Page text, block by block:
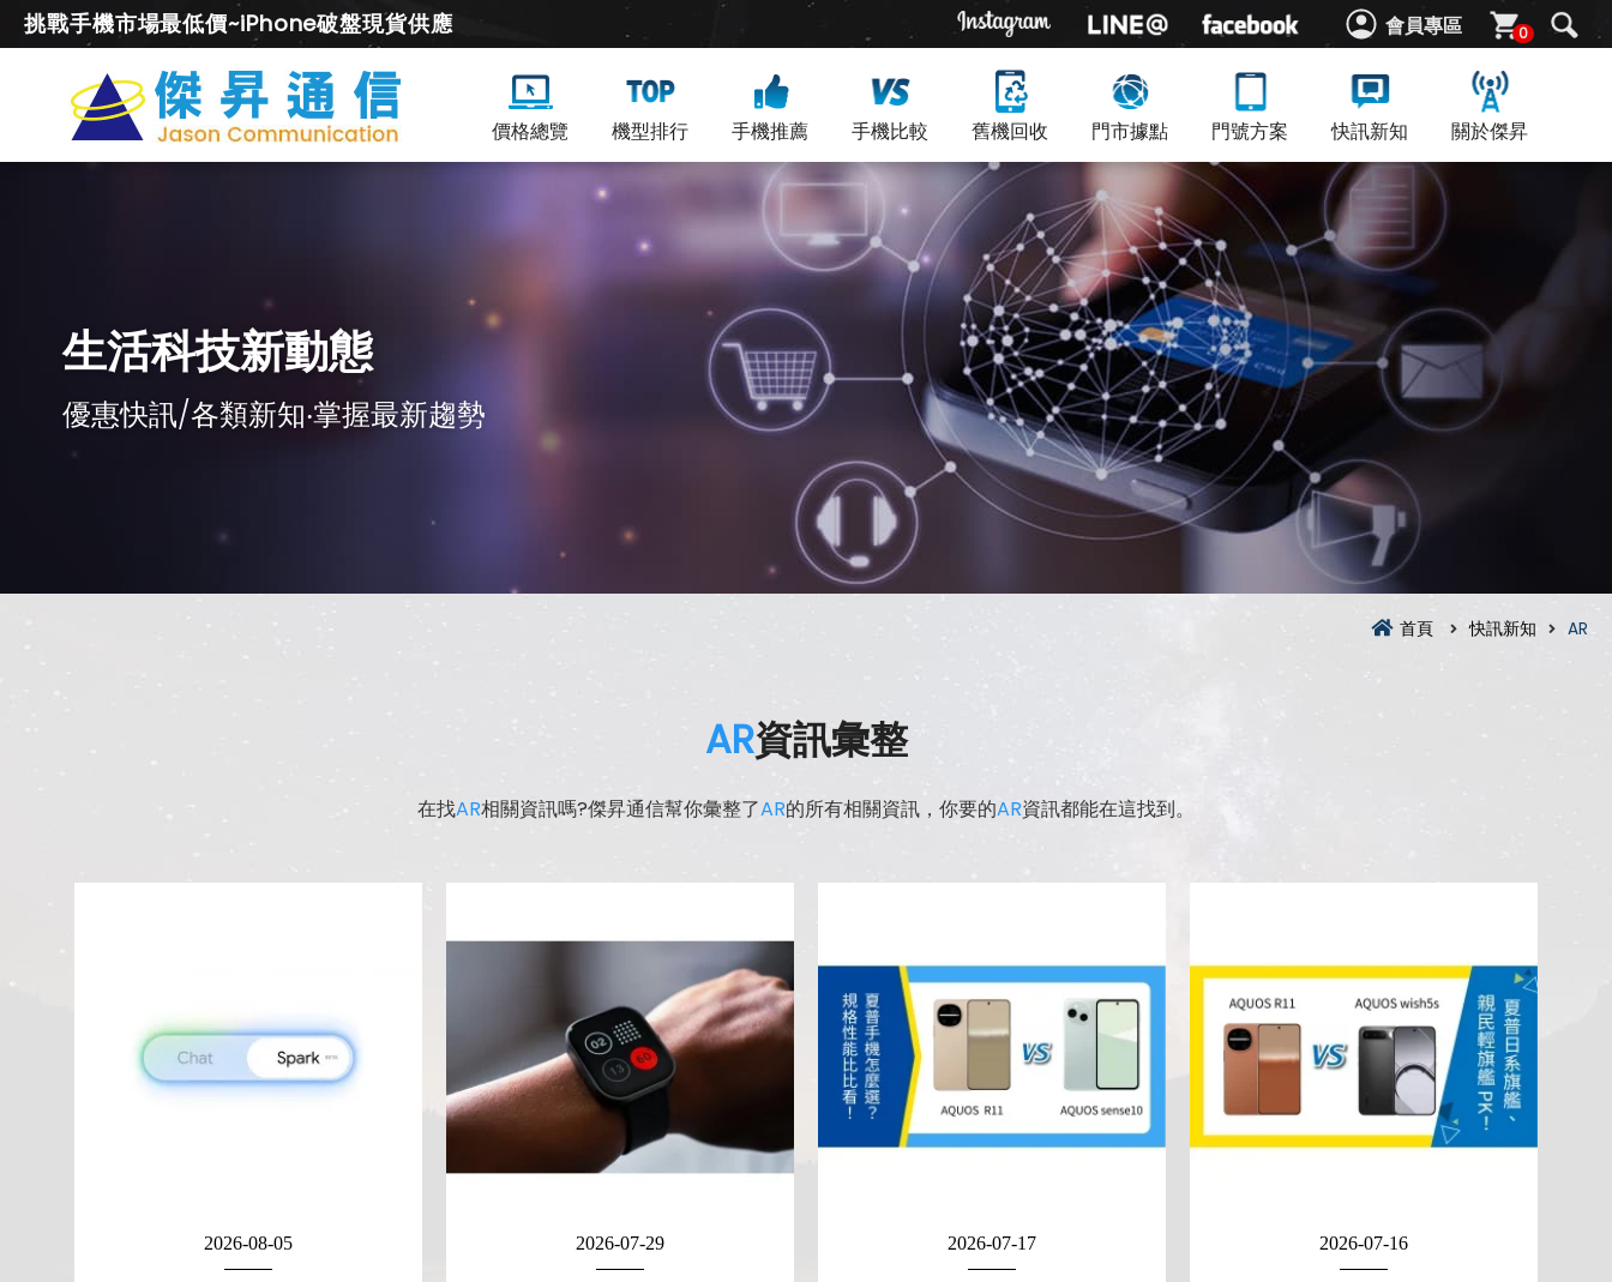
會員專區 0
挑戰手機市場最低價~iPhone破盤現貨供應
價格總覽 機型排行 手機推薦 手機比較 舊機回收 門市據點 門號方案 快訊新知 關於傑昇
生活科技新動態
優惠快訊/各類新知‧掌握最新趨勢
首頁 快訊新知 AR
AR資訊彙整
在找AR相關資訊嗎?傑昇通信幫你彙整了AR的所有相關資訊，你要的AR資訊都能在這找到。
2026-08-05 2026-07-29 2026-07-17 2026-07-16